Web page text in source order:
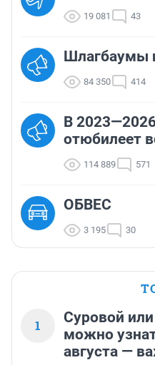
19 081 43
Шлагбаумы
84 350 414
В
отюбилеет
114 889 571
ОБВЕС
3 195 30
1
Суровой
можно
августа —